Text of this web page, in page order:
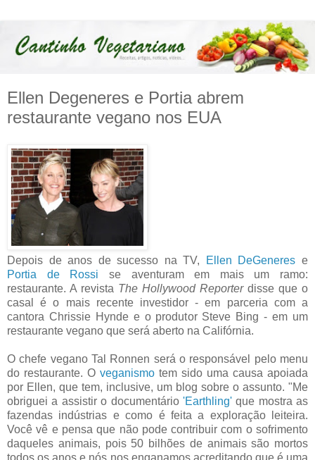
Ellen Degeneres e Portia abrem
restaurante vegano nos EUA
Depois de anos de sucesso na TV, Ellen DeGeneres e
Portia de Rossi se aventuram em mais um ramo:
restaurante. A revista The Hollywood Reporterdisse que o
casal é o mais recente investidor - em parceria com a
cantora Chrissie Hynde e o produtor Steve Bing - em um
restaurante vegano que será aberto na Califórnia.
O chefe vegano Tal Ronnen será o responsável pelo menu
do restaurante. O veganismo tem sido uma causa apoiada
por Ellen, que tem, inclusive, um blog sobre o assunto. "Me
obriguei a assistir o documentário 'Earthling'que mostra as
fazendas indústrias e como é feita a exploração leiteira.
Você vê e pensa que não pode contribuir com o sofrimento
daqueles animais, pois 50 bilhões de animais são mortos
todos os anos e nós nos enganamos acreditando que é uma